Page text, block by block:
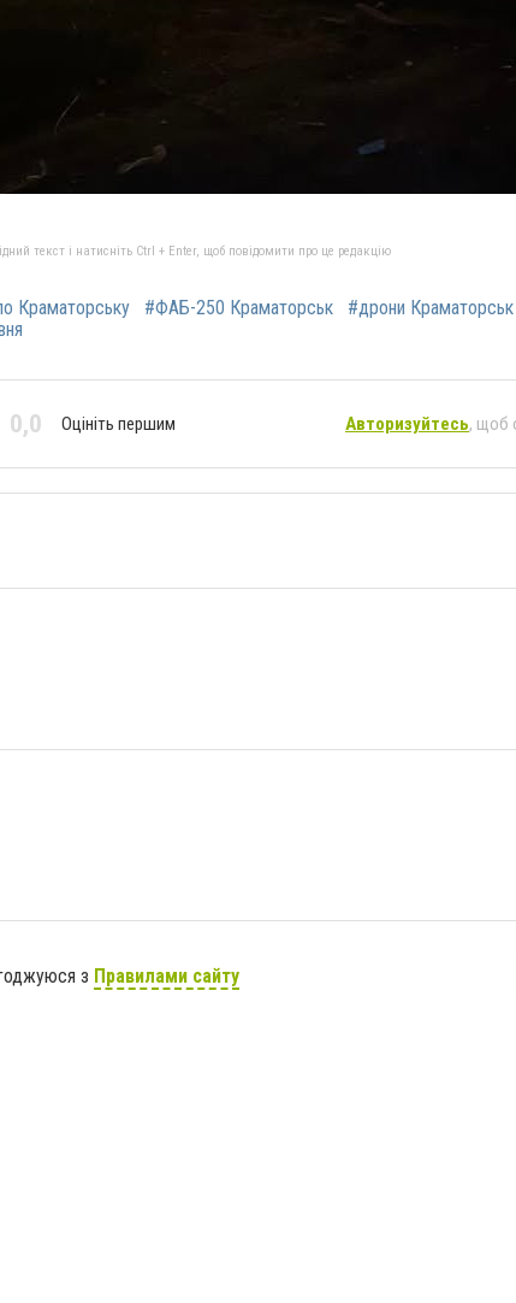
текст і натисніть Ctrl + Enter, щоб повідомити про це редакцію
Краматорську #ФАБ-250 Краматорськ
#дрони Краматорськ
0,0 Оцініть першим Авторизуйтесь, щоб
з Правилами сайту